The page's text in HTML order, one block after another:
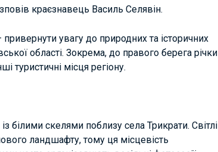
краєзнавець Василь Селявін.
увагу до природних та історичних
області. Зокрема, до правого берега річки
туристичні місця регіону.
білими скелями поблизу села Трикрати. Світлі
ландшафту, тому ця місцевість